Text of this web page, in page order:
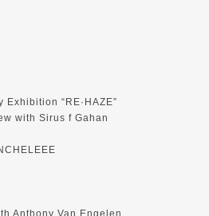
“RE·HAZE”
with Sirus f Gahan